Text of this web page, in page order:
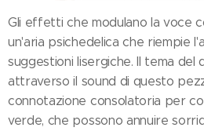
Gli effetti che modulano la voce
un'aria psichedelica che riempie
suggestioni lisergiche. Il tema
attraverso il sound di questo
connotazione consolatoria per
verde, che possono annuire